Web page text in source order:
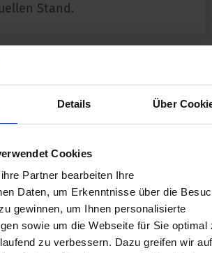
Details Über
Cookies
Partner bearbeiten Ihre
Daten, um Erkenntnisse über die
gewinnen, um Ihnen personalisierte
sowie um die Webseite für Sie optimal
zu verbessern. Dazu greifen wir auf
Stand.